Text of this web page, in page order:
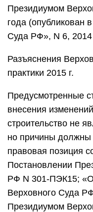
Президиумом
года (опубликован
Суда РФ», N 6, 2014
Разъяснения
практики 2015 г.
Предусмотренные
внесения
строительство не
но причины должны
правовая позиция
Постановлении
РФ N 301-ПЭК15;
Верховного Суда
Президиумом